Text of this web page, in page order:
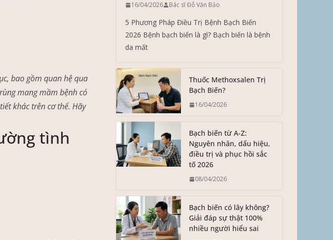
bao gồm quan hệ qua
mang mầm bệnh có
khác trên cơ thể. Hãy
tình
16/04/2026 Bác sĩ Đỗ Văn Bảo
5 Phương Pháp Điều Trị Bệnh Bạch Biến
2026 Bệnh bạch biến là gì? Bạch biến là bệnh
da mất
Thuốc Methoxsalen Trị
Bạch Biến?
16/04/2026
Bạch biến từ A-Z:
Nguyên nhân, dấu hiệu,
điều trị và phục hồi sắc
tố 2026
08/04/2026
Bạch biến có lây không?
Giải đáp sự thật 100%
nhiều người hiểu sai